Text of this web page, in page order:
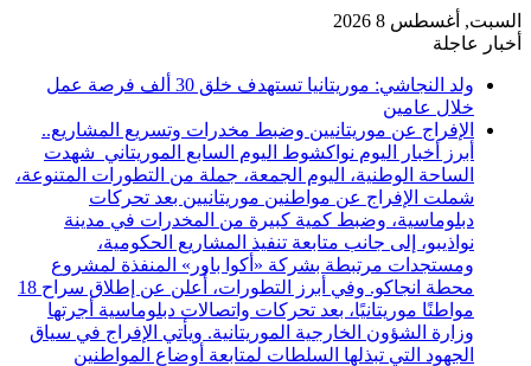
السبت, أغسطس 8 2026
أخبار عاجلة
ولد النجاشي: موريتانيا تستهدف خلق 30 ألف فرصة عمل
خلال عامين
الإفراج عن موريتانيين وضبط مخدرات وتسريع المشاريع..
أبرز أخبار اليوم نواكشوط اليوم السابع الموريتاني شهدت
الساحة الوطنية، اليوم الجمعة، جملة من التطورات المتنوعة،
شملت الإفراج عن مواطنين موريتانيين بعد تحركات
دبلوماسية، وضبط كمية كبيرة من المخدرات في مدينة
نواذيبو، إلى جانب متابعة تنفيذ المشاريع الحكومية،
ومستجدات مرتبطة بشركة «أكوا باور» المنفذة لمشروع
محطة انجاكو. وفي أبرز التطورات، أُعلن عن إطلاق سراح 18
مواطنًا موريتانيًا، بعد تحركات واتصالات دبلوماسية أجرتها
وزارة الشؤون الخارجية الموريتانية. ويأتي الإفراج في سياق
الجهود التي تبذلها السلطات لمتابعة أوضاع المواطنين